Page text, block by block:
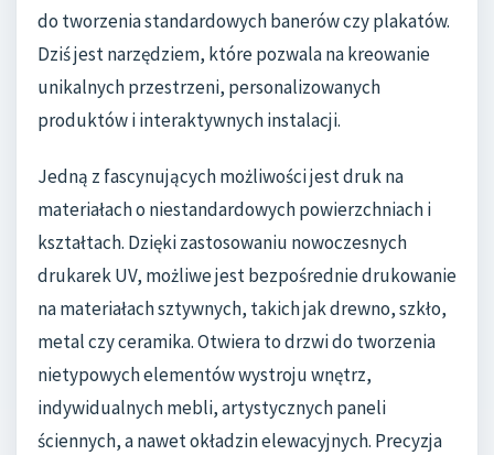
do tworzenia standardowych banerów czy plakatów.
Dziś jest narzędziem, które pozwala na kreowanie
unikalnych przestrzeni, personalizowanych
produktów i interaktywnych instalacji.
Jedną z fascynujących możliwości jest druk na
materiałach o niestandardowych powierzchniach i
kształtach. Dzięki zastosowaniu nowoczesnych
drukarek UV, możliwe jest bezpośrednie drukowanie
na materiałach sztywnych, takich jak drewno, szkło,
metal czy ceramika. Otwiera to drzwi do tworzenia
nietypowych elementów wystroju wnętrz,
indywidualnych mebli, artystycznych paneli
ściennych, a nawet okładzin elewacyjnych. Precyzja